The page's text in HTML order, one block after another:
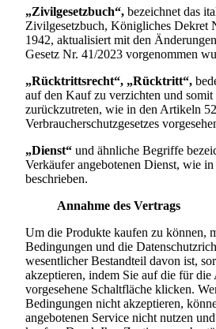
„Zivilgesetzbuch“, bezeichnet das
Zivilgesetzbuch, Königliches Dekret
1942, aktualisiert mit den
Gesetz Nr. 41/2023 vorgenommen
„Rücktrittsrecht“, „Rücktritt“,
auf den Kauf zu verzichten und
zurückzutreten, wie in den Artikeln
Verbraucherschutzgesetzes
„Dienst“ und ähnliche Begriffe
Verkäufer angebotenen Dienst, wie
beschrieben.
Annahme des Vertrags
Um die Produkte kaufen zu können,
Bedingungen und die
wesentlicher Bestandteil davon ist,
akzeptieren, indem Sie auf die für die
vorgesehene Schaltfläche klicken.
Bedingungen nicht akzeptieren,
angebotenen Service nicht nutzen